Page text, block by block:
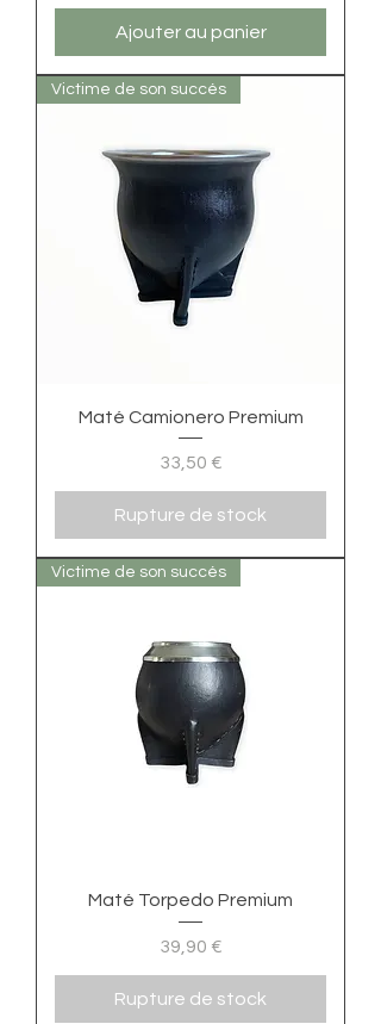
Ajouter au panier
Victime de son succés
Maté Camionero Premium
Prix
33,50 €
Rupture de stock
Victime de son succés
Maté Torpedo Premium
Prix
39,90 €
Rupture de stock